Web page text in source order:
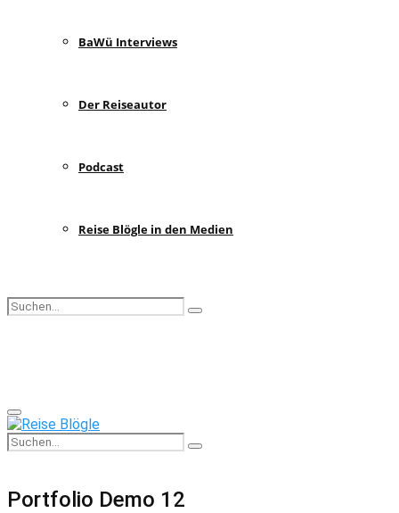
BaWü Interviews
Der Reiseautor
Podcast
Reise Blögle in den Medien
Search
Search
Primary
Menu
Search
for:
Search
Portfolio Demo 12